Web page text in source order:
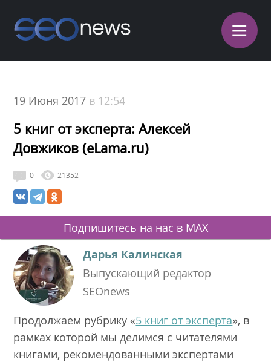
≡
19 Июня 2017 в 12:54
5 книг от эксперта: Алексей
Довжиков (eLama.ru)
0 21352
Подпишитесь на нас в MAX
Дарья Калинская
Выпускающий редактор
SEOnews
Продолжаем рубрику «5 книг от эксперта», в
рамках которой мы делимся с читателями
книгами, рекомендованными экспертами